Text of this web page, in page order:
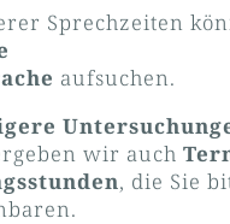
Sprechzeiten
aufsuchen.
wir auch
, die Sie